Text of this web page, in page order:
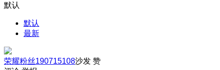
默认
默认
最新
荣耀粉丝190715108沙发 赞